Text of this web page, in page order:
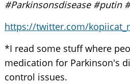
#Parkinsonsdisease #putin
https://twitter.com/
*I read some stuff where
medication for Parkinson's
control issues.